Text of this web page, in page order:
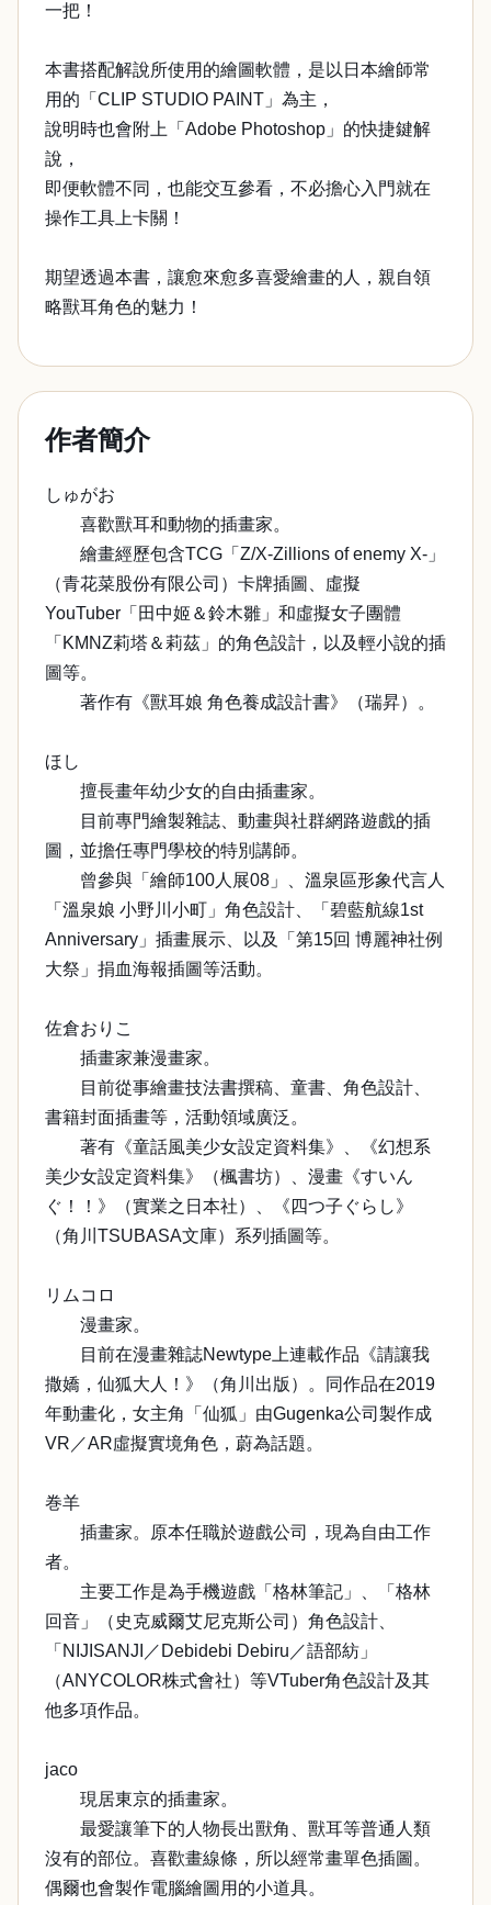
一把！
本書搭配解說所使用的繪圖軟體，是以日本繪師常
用的「CLIP STUDIO PAINT」為主，
說明時也會附上「Adobe Photoshop」的快捷鍵解
說，
即便軟體不同，也能交互參看，不必擔心入門就在
操作工具上卡關！
期望透過本書，讓愈來愈多喜愛繪畫的人，親自領
略獸耳角色的魅力！
作者簡介
しゅがお
喜歡獸耳和動物的插畫家。
繪畫經歷包含TCG「Z/X-Zillions of enemy X-」
（青花菜股份有限公司）卡牌插圖、虛擬
YouTuber「田中姬＆鈴木雛」和虛擬女子團體
「KMNZ莉塔＆莉茲」的角色設計，以及輕小說的插
圖等。
著作有《獸耳娘 角色養成設計書》（瑞昇）。
ほし
擅長畫年幼少女的自由插畫家。
目前專門繪製雜誌、動畫與社群網路遊戲的插
圖，並擔任專門學校的特別講師。
曾參與「繪師100人展08」、溫泉區形象代言人
「溫泉娘 小野川小町」角色設計、「碧藍航線1st
Anniversary」插畫展示、以及「第15回 博麗神社例
大祭」捐血海報插圖等活動。
佐倉おりこ
插畫家兼漫畫家。
目前從事繪畫技法書撰稿、童書、角色設計、
書籍封面插畫等，活動領域廣泛。
著有《童話風美少女設定資料集》、《幻想系
美少女設定資料集》（楓書坊）、漫畫《すいん
ぐ！！》（實業之日本社）、《四つ子ぐらし》
（角川TSUBASA文庫）系列插圖等。
リムコロ
漫畫家。
目前在漫畫雜誌Newtype上連載作品《請讓我
撒嬌，仙狐大人！》（角川出版）。同作品在2019
年動畫化，女主角「仙狐」由Gugenka公司製作成
VR／AR虛擬實境角色，蔚為話題。
巻羊
插畫家。原本任職於遊戲公司，現為自由工作
者。
主要工作是為手機遊戲「格林筆記」、「格林
回音」（史克威爾艾尼克斯公司）角色設計、
「NIJISANJI／Debidebi Debiru／語部紡」
（ANYCOLOR株式會社）等VTuber角色設計及其
他多項作品。
jaco
現居東京的插畫家。
最愛讓筆下的人物長出獸角、獸耳等普通人類
沒有的部位。喜歡畫線條，所以經常畫單色插圖。
偶爾也會製作電腦繪圖用的小道具。